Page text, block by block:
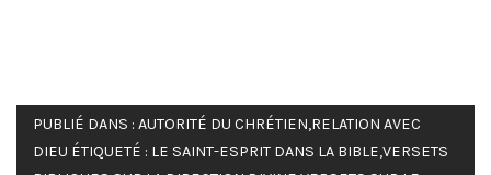
PUBLIÉ DANS : AUTORITÉ DU CHRÉTIEN,RELATION AVEC
DIEU ÉTIQUETÉ : LE SAINT-ESPRIT DANS LA BIBLE,VERSETS